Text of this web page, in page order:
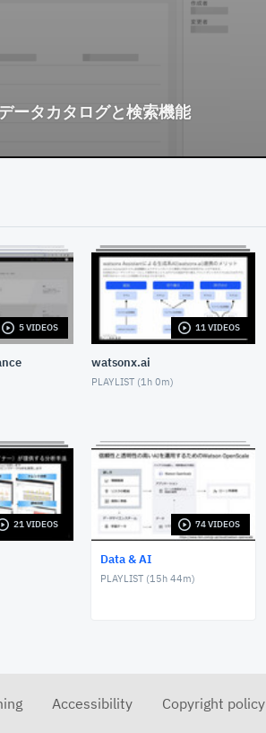
ータカタログと検索機能
5 VIDEOS 11 VIDEOS
watsonx.ai
PLAYLIST (1h 0m)
21 VIDEOS 74 VIDEOS
Data & AI
PLAYLIST (15h 44m)
Accessibility Copyright policy